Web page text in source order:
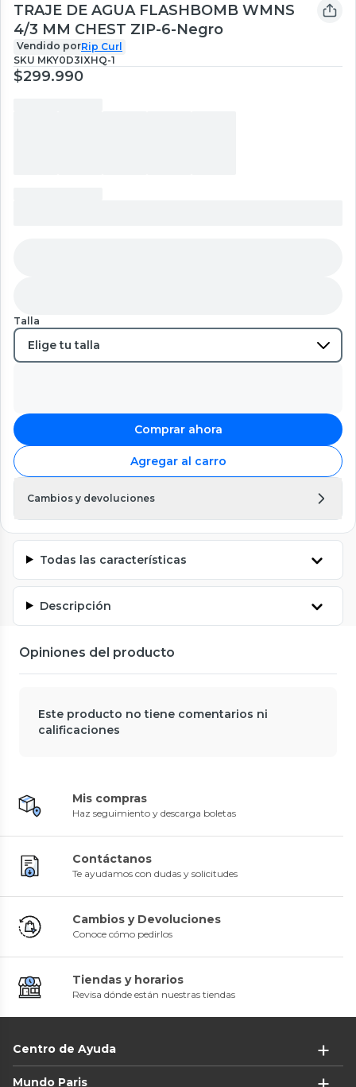
TRAJE DE AGUA FLASHBOMB WMNS
4/3 MM CHEST ZIP-6-Negro
Vendido porRip Curl
SKU MKY0D3IXHQ-1
$299.990
Talla
Comprar ahora
Agregar al carro
Cambios y devoluciones
Todas las características
Descripción
Opiniones del producto
Este producto no tiene comentarios ni
calificaciones
Mis compras
Haz seguimiento y descarga boletas
Contáctanos
Te ayudamos con dudas y solicitudes
Cambios y Devoluciones
Conoce cómo pedirlos
Tiendas y horarios
Revisa dónde están nuestras tiendas
Centro de Ayuda
Mundo Paris